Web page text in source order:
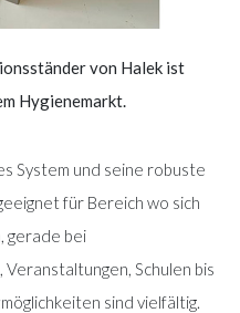
von Halek ist
Hygienemarkt.
System und seine robuste
für Bereich wo sich
gerade bei
Schulen bis
sind vielfältig.